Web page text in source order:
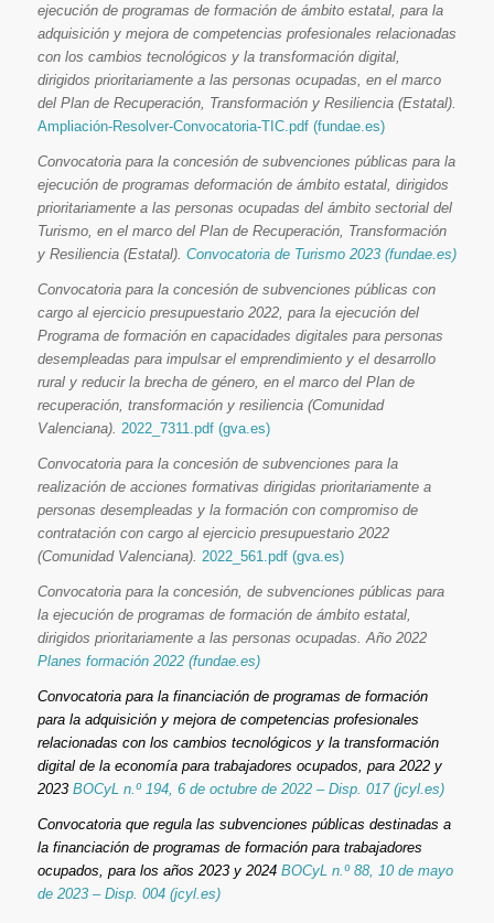
ejecución de programas de formación de ámbito estatal, para la
adquisición y mejora de competencias profesionales relacionadas
con los cambios tecnológicos y la transformación digital,
dirigidos prioritariamente a las personas ocupadas, en el marco
del Plan de Recuperación, Transformación y Resiliencia (Estatal).
Ampliación-Resolver-Convocatoria-TIC.pdf (fundae.es)
Convocatoria para la concesión de subvenciones públicas para la
ejecución de programas deformación de ámbito estatal, dirigidos
prioritariamente a las personas ocupadas del ámbito sectorial del
Turismo, en el marco del Plan de Recuperación, Transformación
y Resiliencia (Estatal). Convocatoria de Turismo 2023 (fundae.es)
Convocatoria para la concesión de subvenciones públicas con
cargo al ejercicio presupuestario 2022, para la ejecución del
Programa de formación en capacidades digitales para personas
desempleadas para impulsar el emprendimiento y el desarrollo
rural y reducir la brecha de género, en el marco del Plan de
recuperación, transformación y resiliencia (Comunidad
Valenciana). 2022_7311.pdf (gva.es)
Convocatoria para la concesión de subvenciones para la
realización de acciones formativas dirigidas prioritariamente a
personas desempleadas y la formación con compromiso de
contratación con cargo al ejercicio presupuestario 2022
(Comunidad Valenciana). 2022_561.pdf (gva.es)
Convocatoria para la concesión, de subvenciones públicas para
la ejecución de programas de formación de ámbito estatal,
dirigidos prioritariamente a las personas ocupadas. Año 2022
Planes formación 2022 (fundae.es)
Convocatoria para la financiación de programas de formación
para la adquisición y mejora de competencias profesionales
relacionadas con los cambios tecnológicos y la transformación
digital de la economía para trabajadores ocupados, para 2022 y
2023 BOCyL n.º 194, 6 de octubre de 2022 – Disp. 017 (jcyl.es)
Convocatoria que regula las subvenciones públicas destinadas a
la financiación de programas de formación para trabajadores
ocupados, para los años 2023 y 2024 BOCyL n.º 88, 10 de mayo
de 2023 – Disp. 004 (jcyl.es)